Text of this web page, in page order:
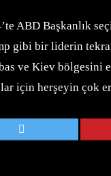
ABD Başkanlık
gibi bir liderin
ve Kiev bölgesini
için herşeyin çok